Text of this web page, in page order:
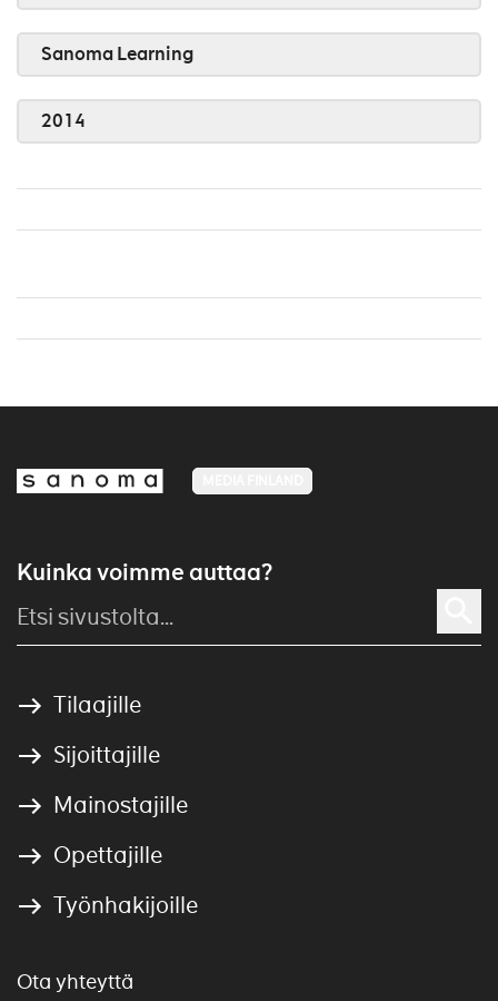
Sanoma Learning
2014
Kuinka voimme auttaa?
Tilaajille
Sijoittajille
Mainostajille
Opettajille
Työnhakijoille
Ota yhteyttä